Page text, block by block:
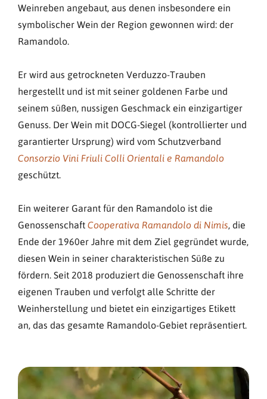
Weinreben angebaut, aus denen insbesondere ein
symbolischer Wein der Region gewonnen wird: der
Ramandolo.
Er wird aus getrockneten Verduzzo-Trauben
hergestellt und ist mit seiner goldenen Farbe und
seinem süßen, nussigen Geschmack ein einzigartiger
Genuss. Der Wein mit DOCG-Siegel (kontrollierter und
garantierter Ursprung) wird vom Schutzverband
Consorzio Vini Friuli Colli Orientali e Ramandolo
geschützt.
Ein weiterer Garant für den Ramandolo ist die
Genossenschaft Cooperativa Ramandolo di Nimis, die
Ende der 1960er Jahre mit dem Ziel gegründet wurde,
diesen Wein in seiner charakteristischen Süße zu
fördern. Seit 2018 produziert die Genossenschaft ihre
eigenen Trauben und verfolgt alle Schritte der
Weinherstellung und bietet ein einzigartiges Etikett
an, das das gesamte Ramandolo-Gebiet repräsentiert.